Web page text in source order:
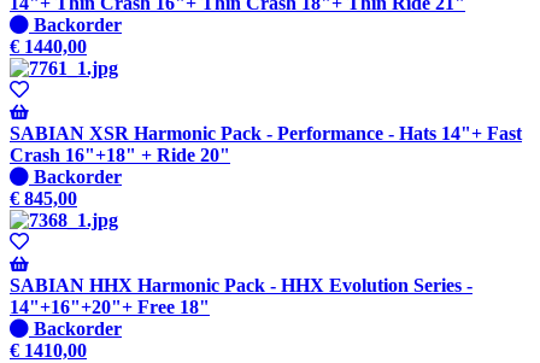
beschikbaar
Niet
op
voorraad
-
Wordt
verzonden
wanneer
beschikbaar
Backorder
€ 1440,00
SABIAN XSR Harmonic Pack - Performance - Hats 14"+ Fast
Crash 16"+18" + Ride 20"
Niet
op
voorraad
-
Wordt
verzonden
wanneer
beschikbaar
Backorder
€ 845,00
SABIAN HHX Harmonic Pack - HHX Evolution Series -
14"+16"+20"+ Free 18"
Niet
op
Backorder
€ 1410,00